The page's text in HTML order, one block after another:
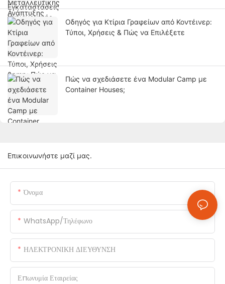
Οδηγός για Κτίρια Γραφείων από Κοντέινερ:
Τύποι, Χρήσεις & Πώς να Επιλέξετε
Πώς να σχεδιάσετε ένα Modular Camp με
Container Houses;
Επικοινωνήστε μαζί μας.
Όνομα
WhatsApp/Τηλέφωνο
ΗΛΕΚΤΡΟΝΙΚΗ ΔΙΕΥΘΥΝΣΗ
Επωνυμία Εταιρείας